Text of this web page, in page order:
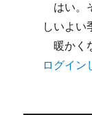
はい。
しいよい
暖かく
ログイン